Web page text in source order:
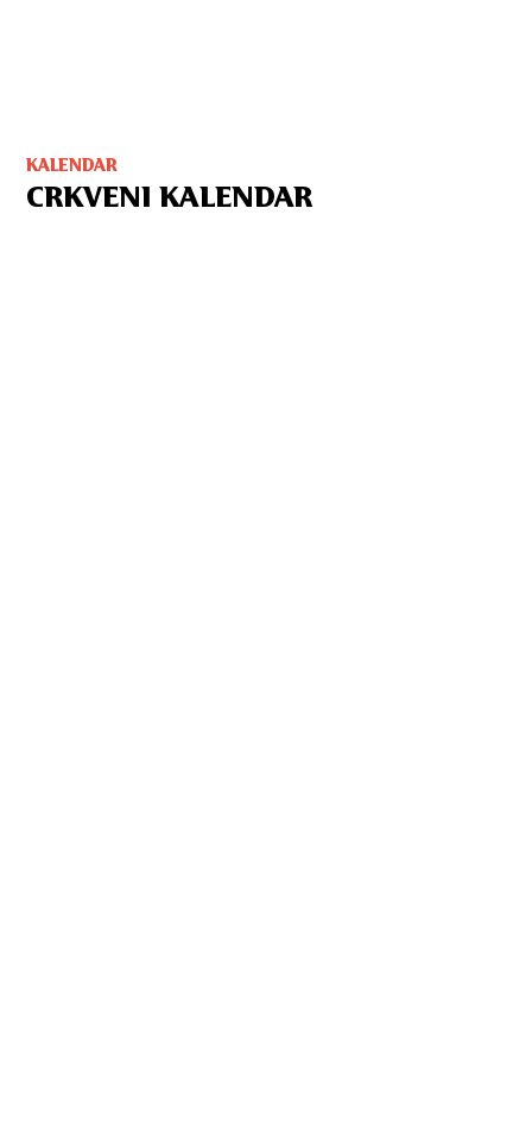
KALENDAR
CRKVENI KALENDAR